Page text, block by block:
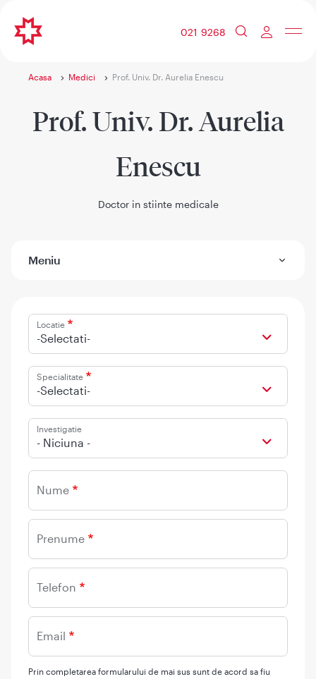
021 9268
Acasa Medici Prof. Univ. Dr. Aurelia Enescu
Prof. Univ. Dr. Aurelia
Enescu
Doctor in stiinte medicale
Meniu
Locatie
-Selectati-
Specialitate
-Selectati-
Investigatie
- Niciuna -
Nume
Prenume
Telefon
Email
Prin completarea formularului de mai sus sunt de acord sa fiu